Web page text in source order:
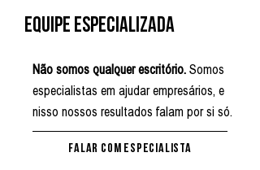
Equipe esPecializada
Não somos qualquer escritório. Somos
especialistas em ajudar empresários, e
nisso nossos resultados falam por si só.
Falar com especialista